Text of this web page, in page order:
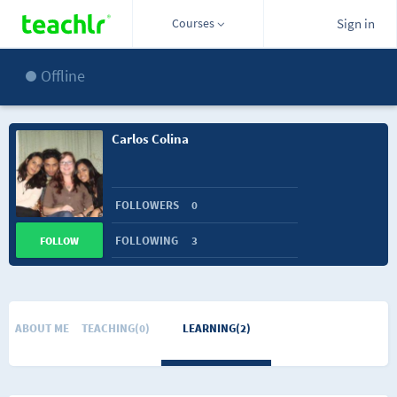
Courses Sign in
Offline
Carlos Colina
FOLLOWERS 0
FOLLOWING 3
FOLLOW
ABOUT ME TEACHING(0) LEARNING(2)